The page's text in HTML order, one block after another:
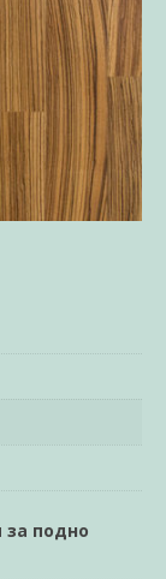
за подно